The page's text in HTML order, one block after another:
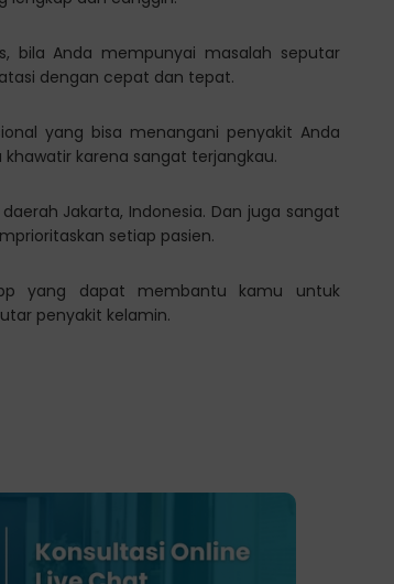
bila Anda mempunyai masalah seputar
dengan cepat dan tepat.
yang bisa menangani penyakit Anda
karena sangat terjangkau.
Jakarta, Indonesia. Dan juga sangat
setiap pasien.
yang dapat membantu kamu untuk
penyakit kelamin.